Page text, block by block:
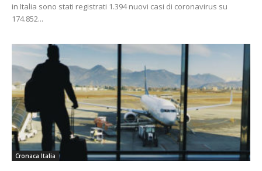
in Italia sono stati registrati 1.394 nuovi casi di coronavirus su
174.852...
Cronaca Italia